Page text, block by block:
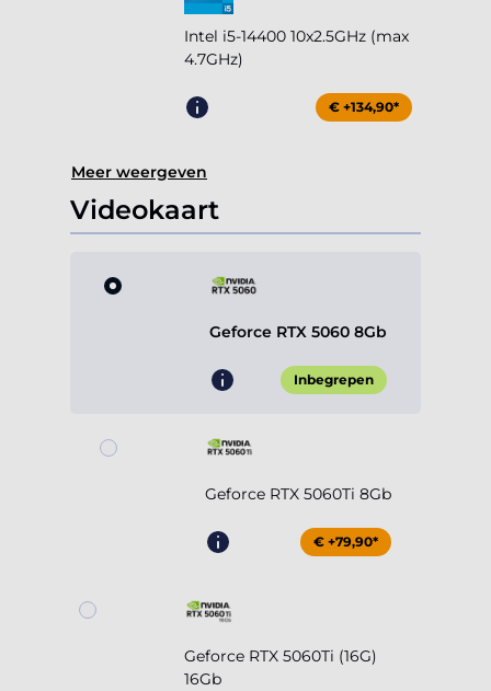
Intel i5-14400 10x2.5GHz (max
4.7GHz)
€ +134,90*
Meer weergeven
Videokaart
Geforce RTX 5060 8Gb
Inbegrepen
Geforce RTX 5060Ti 8Gb
€ +79,90*
Geforce RTX 5060Ti (16G)
16Gb